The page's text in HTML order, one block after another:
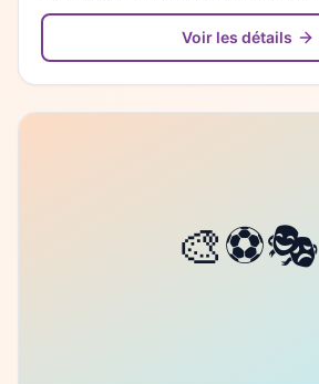
d'infrastructures exceptionnelles
Voir les détails